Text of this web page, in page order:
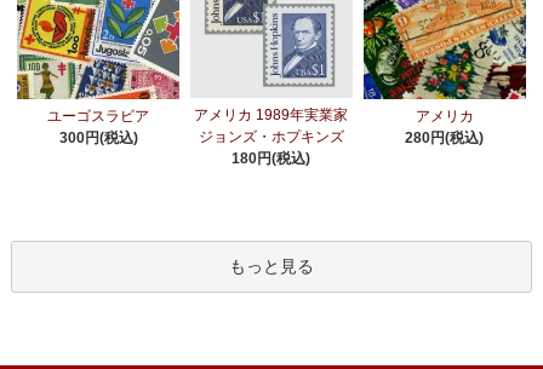
ユーゴスラビア
300円(税込)
アメリカ 1989年実業家
ジョンズ・ホプキンズ
180円(税込)
アメリカ
280円(税込)
もっと見る